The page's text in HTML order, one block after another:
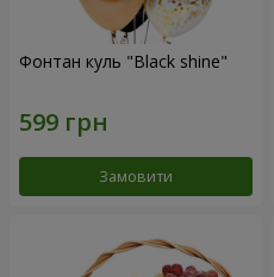
Фонтан куль "Black shine"
Замовити